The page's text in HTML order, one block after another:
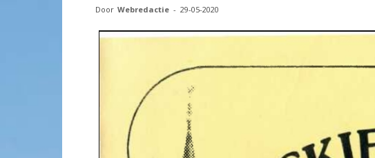
Door Webredactie - 29-05-2020